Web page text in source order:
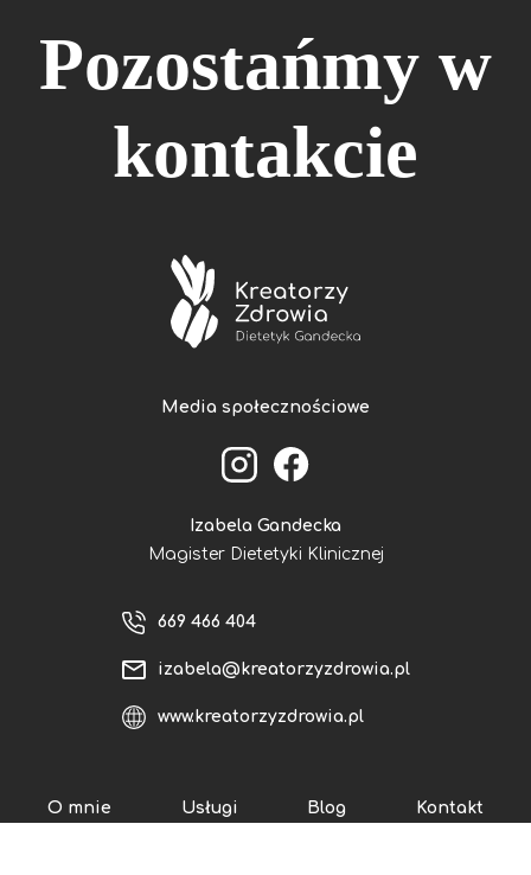
Pozostańmy w
kontakcie
Media społecznościowe
Izabela Gandecka
Magister Dietetyki Klinicznej
669 466 404
izabela@kreatorzyzdrowia.pl
www.kreatorzyzdrowia.pl
O mnie Usługi Blog Kontakt